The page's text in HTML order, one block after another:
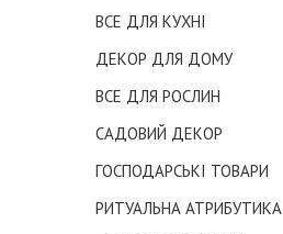
ВСЕ ДЛЯ КУХНІ
ДЕКОР ДЛЯ ДОМУ
ВСЕ ДЛЯ РОСЛИН
САДОВИЙ ДЕКОР
ГОСПОДАРСЬКІ ТОВАРИ
РИТУАЛЬНА АТРИБУТИКА